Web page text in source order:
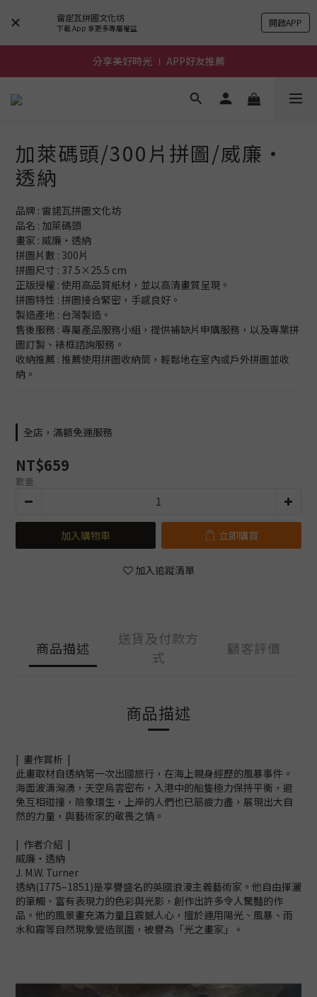
雷諾瓦拼圖文化坊
下載 App 享更多專屬權益 開啟APP
前進~怪獸一族系列活動!
前進~怪獸一族系列活動!
分享美好時光 ∣ APP好友推薦
前進~怪獸一族系列活動!
加萊碼頭/300片拼圖/威廉‧
透納
品牌 : 雷諾瓦拼圖文化坊
品名 : 加萊碼頭
畫家 : 威廉‧透納
拼圖片數 : 300片
拼圖尺寸 : 37.5×25.5 cm
正版授權 : 使用高品質紙材，並以高清畫質呈現。
拼圖特性 : 拼圖接合緊密，手感良好。
製造產地 : 台灣製造。
售後服務 : 專屬產品服務小組，提供補缺片申購服務，以及專業拼
圖訂製、裱框諮詢服務。
收納推薦 : 推薦使用拼圖收納筒，輕鬆地在室內或戶外拼圖並收
納。
全店，滿額免運服務
NT$659
數量
加入購物車 立即購買
加入追蹤清單
商品描述
送貨及付款方
式
顧客評價
商品描述
| 畫作賞析 |
此畫取材自透納第一次出國旅行，在海上親身經歷的風暴事件。
海面波濤洶湧，天空烏雲密布，入港中的船隻極力保持平衡，避
免互相碰撞，險象環生，上岸的人們也已筋疲力盡，展現出大自
然的力量，與藝術家的敬畏之情。
| 作者介紹 |
威廉‧透納
J. M.W. Turner
透納(1775–1851)是享譽盛名的英國浪漫主義藝術家。他自由揮灑
的筆觸、富有表現力的色彩與光影，創作出許多令人驚豔的作
品。他的風景畫充滿力量且震撼人心，擅於運用陽光、風暴、雨
水和霧等自然現象營造氛圍，被譽為「光之畫家」。